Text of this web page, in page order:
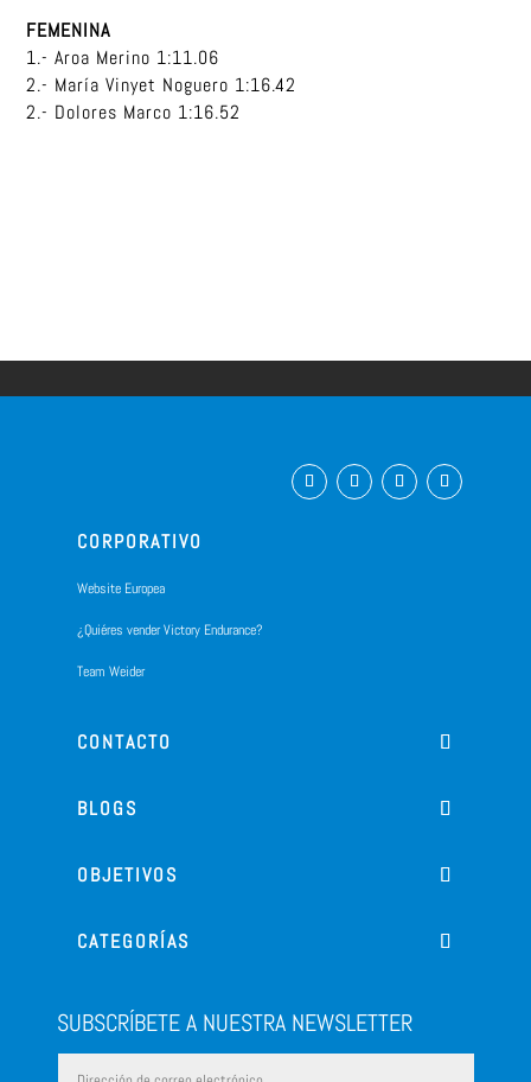
FEMENINA
1.- Aroa Merino 1:11.06
2.- María Vinyet Noguero 1:16.42
2.- Dolores Marco 1:16.52
CORPORATIVO
Website Europea
¿Quiéres vender Victory Endurance?
Team Weider
CONTACTO
BLOGS
OBJETIVOS
CATEGORÍAS
SUBSCRÍBETE A NUESTRA NEWSLETTER